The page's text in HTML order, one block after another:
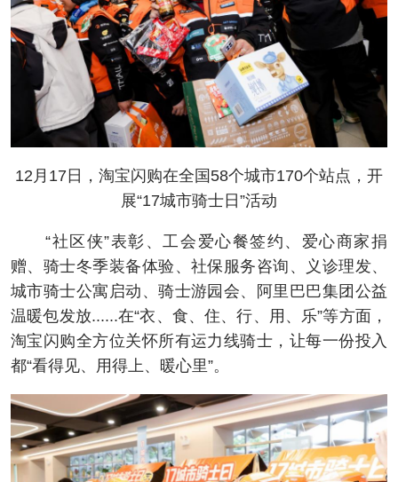
12月17日，淘宝闪购在全国58个城市170个站点，开
展“17城市骑士日”活动
“社区侠”表彰、工会爱心餐签约、爱心商家捐
赠、骑士冬季装备体验、社保服务咨询、义诊理发、
城市骑士公寓启动、骑士游园会、阿里巴巴集团公益
温暖包发放......在“衣、食、住、行、用、乐”等方面，
淘宝闪购全方位关怀所有运力线骑士，让每一份投入
都“看得见、用得上、暖心里”。